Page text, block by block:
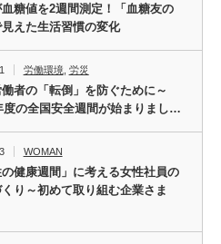
糖値を2週間測定！「血糖友の
えた生活習慣の変化
労働環境 労災
者の「転倒」を防ぐために～
度の全国安全週間が始まりまし…
WOMAN
の健康週間」に考える女性社員の
り～初めて取り組む企業さま